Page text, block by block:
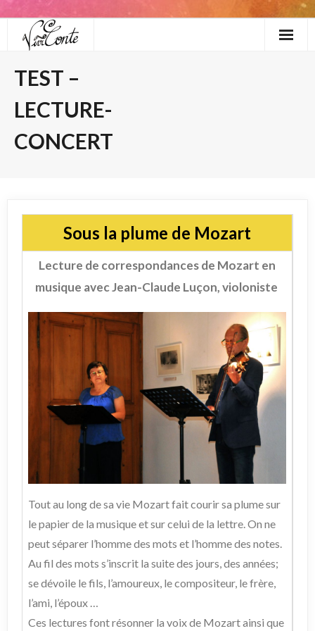
TEST –
LECTURE-
CONCERT
Sous la plume de Mozart
Lecture de correspondances de Mozart en
musique avec Jean-Claude Luçon, violoniste
Tout au long de sa vie Mozart fait courir sa plume sur
le papier de la musique et sur celui de la lettre. On ne
peut séparer l’homme des mots et l’homme des notes.
Au fil des mots s’inscrit la suite des jours, des années;
se dévoile le fils, l’amoureux, le compositeur, le frère,
l’ami, l’époux …
Ces lectures font résonner la voix de Mozart ainsi que